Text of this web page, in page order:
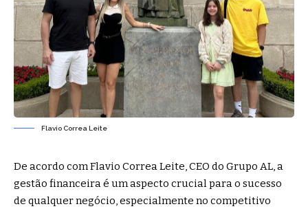
Flavio Correa Leite
De acordo com Flavio Correa Leite, CEO do Grupo AL, a
gestão financeira é um aspecto crucial para o sucesso
de qualquer negócio, especialmente no competitivo